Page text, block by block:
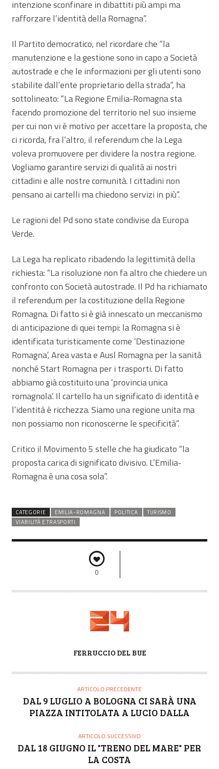
intenzione sconfinare in dibattiti più ampi ma
rafforzare l’identità della Romagna”.
Il Partito democratico, nel ricordare che “la
manutenzione e la gestione sono in capo a Società
autostrade e che le informazioni per gli utenti sono
stabilite dall’ente proprietario della strada”, ha
sottolineato: “La Regione Emilia-Romagna sta
facendo promozione del territorio nel suo insieme
per cui non vi è motivo per accettare la proposta, che
ci ricorda, fra l’altro, il referendum che la Lega
voleva promuovere per dividere la nostra regione.
Vogliamo garantire servizi di qualità ai nostri
cittadini e alle nostre comunità. I cittadini non
pensano ai cartelli ma chiedono servizi in più”.
Le ragioni del Pd sono state condivise da Europa
Verde.
La Lega ha replicato ribadendo la legittimità della
richiesta: “La risoluzione non fa altro che chiedere un
confronto con Società autostrade. Il Pd ha richiamato
il referendum per la costituzione della Regione
Romagna. Di fatto si è già innescato un meccanismo
di anticipazione di quei tempi: la Romagna si è
identificata turisticamente come ‘Destinazione
Romagna’, Area vasta e Ausl Romagna per la sanità
nonché Start Romagna per i trasporti. Di fatto
abbiamo già costituito una ‘provincia unica
romagnola’. Il cartello ha un significato di identità e
l’identità è ricchezza. Siamo una regione unita ma
non possiamo non riconoscerne le specificità”.
Critico il Movimento 5 stelle che ha giudicato “la
proposta carica di significato divisivo. L’Emilia-
Romagna è una cosa sola”.
CATEGORIE EMILIA-ROMAGNA POLITICA
TURISMO
VIABILITÀ E TRASPORTI
0
T
FERRUCCIO DEL BUE
ARTICOLO PRECEDENTE
DAL 9 LUGLIO A BOLOGNA CI SARÀ UNA
PIAZZA INTITOLATA A LUCIO DALLA
ARTICOLO SUCCESSIVO
DAL 18 GIUGNO IL "TRENO DEL MARE" PER
LA COSTA